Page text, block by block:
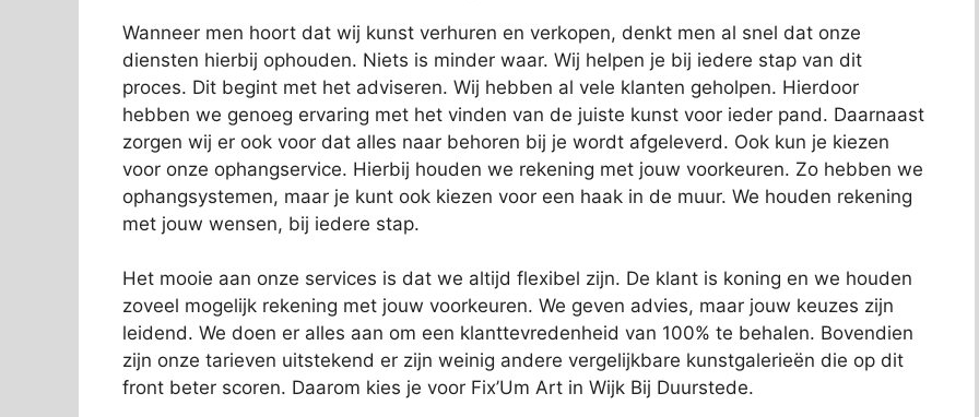
Wanneer men hoort dat wij kunst verhuren en verkopen, denkt men al snel dat onze
diensten hierbij ophouden. Niets is minder waar. Wij helpen je bij iedere stap van dit
proces. Dit begint met het adviseren. Wij hebben al vele klanten geholpen. Hierdoor
hebben we genoeg ervaring met het vinden van de juiste kunst voor ieder pand. Daarnaast
zorgen wij er ook voor dat alles naar behoren bij je wordt afgeleverd. Ook kun je kiezen
voor onze ophangservice. Hierbij houden we rekening met jouw voorkeuren. Zo hebben we
ophangsystemen, maar je kunt ook kiezen voor een haak in de muur. We houden rekening
met jouw wensen, bij iedere stap.
Het mooie aan onze services is dat we altijd flexibel zijn. De klant is koning en we houden
zoveel mogelijk rekening met jouw voorkeuren. We geven advies, maar jouw keuzes zijn
leidend. We doen er alles aan om een klanttevredenheid van 100% te behalen. Bovendien
zijn onze tarieven uitstekend er zijn weinig andere vergelijkbare kunstgalerieën die op dit
front beter scoren. Daarom kies je voor Fix’Um Art in Wijk Bij Duurstede.